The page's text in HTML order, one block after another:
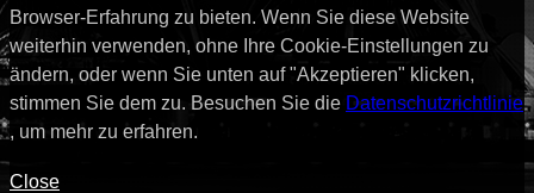
Browser-Erfahrung zu bieten. Wenn Sie diese Website
weiterhin verwenden, ohne Ihre Cookie-Einstellungen zu
ändern, oder wenn Sie unten auf "Akzeptieren" klicken,
stimmen Sie dem zu. Besuchen Sie die Datenschutzrichtlinie
, um mehr zu erfahren.
Close